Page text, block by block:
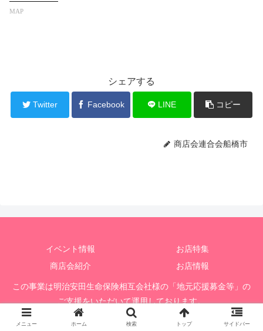
MAP
シェアする
Twitter Facebook LINE コピー
商店会連合会船橋市
イベント情報
お店特集
商店会紹介
お店情報
この事業は明治安田生命保険相互会社様の「地元応援募金等」の
ご支援をいただいて運用しております。
© 2020 船橋市商店会連合会応援掲示板
メニュー ホーム 検索 トップ サイドバー